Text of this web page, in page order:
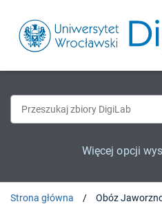
Więcej opcji
Strona główna Obóz